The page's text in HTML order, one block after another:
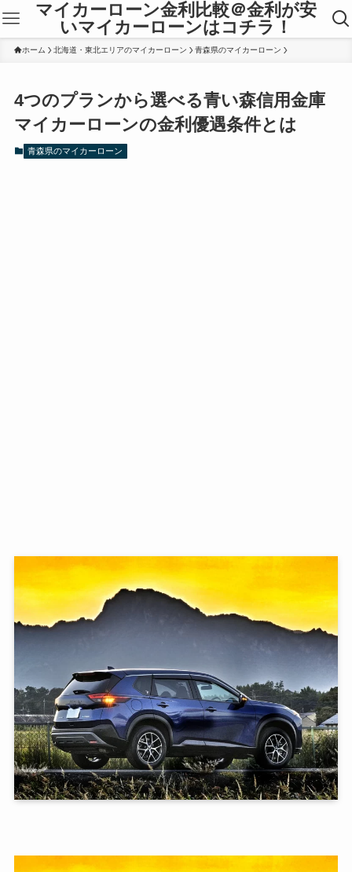
マイカーローン金利比較＠金利が安
いマイカーローンはコチラ！
ホーム 北海道・東北エリアのマイカーローン 青森県のマイカーローン
4つのプランから選べる青い森信用金庫
マイカーローンの金利優遇条件とは
青森県のマイカーローン